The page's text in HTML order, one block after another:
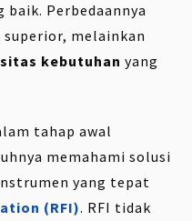
baik. Perbedaannya
melainkan
kebutuhan yang
tahap awal
memahami solusi
yang tepat
(RFI). RFI tidak